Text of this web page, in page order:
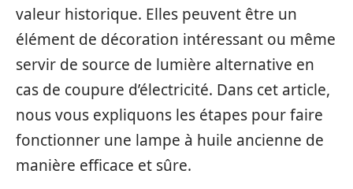
valeur historique. Elles peuvent être un
élément de décoration intéressant ou même
servir de source de lumière alternative en
cas de coupure d’électricité. Dans cet article,
nous vous expliquons les étapes pour faire
fonctionner une lampe à huile ancienne de
manière efficace et sûre.